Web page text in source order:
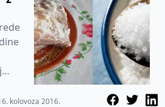
kolovoza 2016.